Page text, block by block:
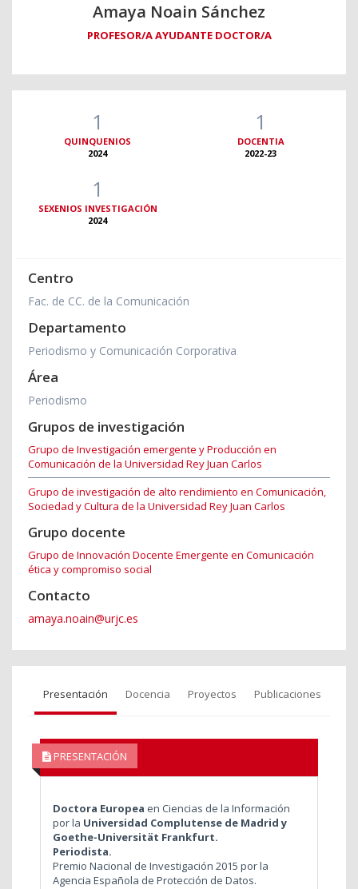
Amaya Noain Sánchez
PROFESOR/A AYUDANTE DOCTOR/A
1
QUINQUENIOS
2024
1
DOCENTIA
2022-23
1
SEXENIOS INVESTIGACIÓN
2024
Centro
Fac. de CC. de la Comunicación
Departamento
Periodismo y Comunicación Corporativa
Área
Periodismo
Grupos de investigación
Grupo de Investigación emergente y Producción en
Comunicación de la Universidad Rey Juan Carlos
Grupo de investigación de alto rendimiento en Comunicación,
Sociedad y Cultura de la Universidad Rey Juan Carlos
Grupo docente
Grupo de Innovación Docente Emergente en Comunicación
ética y compromiso social
Contacto
amaya.noain@urjc.es
Presentación Docencia Proyectos Publicaciones
PRESENTACIÓN
Doctora Europea en Ciencias de la Información
por la Universidad Complutense de Madrid y
Goethe-Universität Frankfurt.
Periodista.
Premio Nacional de Investigación 2015 por la
Agencia Española de Protección de Datos.